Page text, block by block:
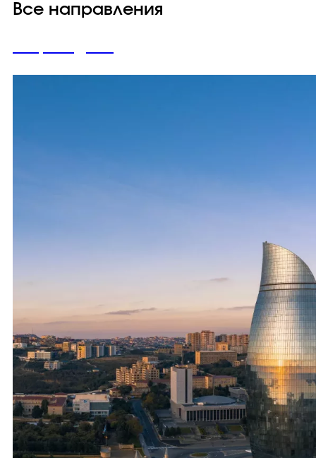
Все направления